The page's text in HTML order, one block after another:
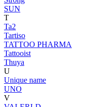
SUN
T
Ta2
Tartiso
TATTOO PHARMA
Tattooist
Thuya
U
Unique name
UNO
V